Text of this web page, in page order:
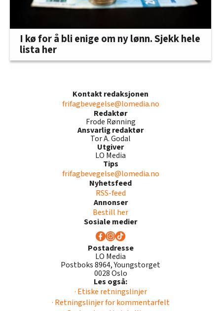
I kø for å bli enige om ny lønn. Sjekk hele
lista her
Kontakt redaksjonen
frifagbevegelse@lomedia.no
Redaktør
Frode Rønning
Ansvarlig redaktør
Tor A. Godal
Utgiver
LO Media
Tips
frifagbevegelse@lomedia.no
Nyhetsfeed
RSS-feed
Annonser
Bestill her
Sosiale medier
Postadresse
LO Media
Postboks 8964, Youngstorget
0028 Oslo
Les også:
· Etiske retningslinjer
· Retningslinjer for kommentarfelt